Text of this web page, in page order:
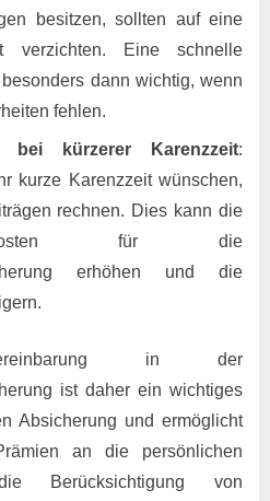
besitzen, sollten auf eine
verzichten. Eine schnelle
dann wichtig, wenn
fehlen.
bei kürzerer Karenzzeit:
kurze Karenzzeit wünschen,
rechnen. Dies kann die
Kosten für die
erhöhen und die
in der
ist daher ein wichtiges
Absicherung und ermöglicht
an die persönlichen
Berücksichtigung von